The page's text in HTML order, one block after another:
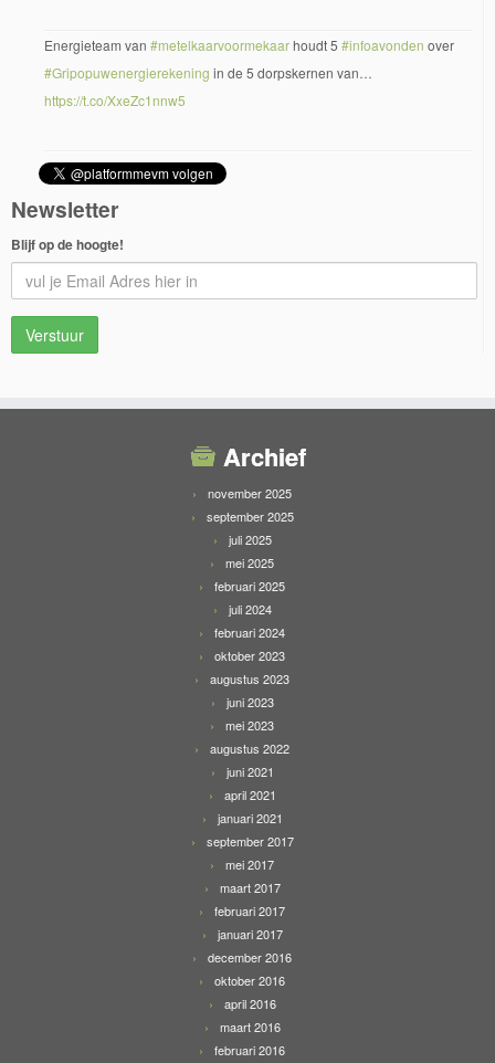
Energieteam van #metelkaarvoormekaarhoudt 5 #infoavonden over
#Gripopuwenergierekening in de 5 dorpskernen van…
https://t.co/XxeZc1nnw5
Newsletter
Blijf op de hoogte!
Archief
november 2025
september 2025
juli 2025
mei 2025
februari 2025
juli 2024
februari 2024
oktober 2023
augustus 2023
juni 2023
mei 2023
augustus 2022
juni 2021
april 2021
januari 2021
september 2017
mei 2017
maart 2017
februari 2017
januari 2017
december 2016
oktober 2016
april 2016
maart 2016
februari 2016